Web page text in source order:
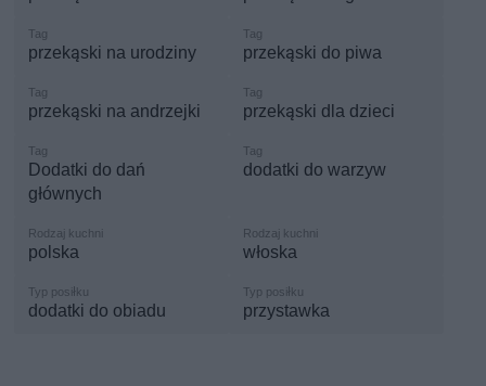
przekąski na urodziny przekąski do piwa
przekąski na andrzejki przekąski dla dzieci
Dodatki do dań
głównych
dodatki do warzyw
polska włoska
dodatki do obiadu przystawka